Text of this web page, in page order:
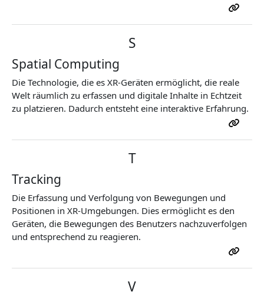
S
Spatial Computing
Die Technologie, die es XR-Geräten ermöglicht, die reale
Welt räumlich zu erfassen und digitale Inhalte in Echtzeit
zu platzieren. Dadurch entsteht eine interaktive Erfahrung.
T
Tracking
Die Erfassung und Verfolgung von Bewegungen und
Positionen in XR-Umgebungen. Dies ermöglicht es den
Geräten, die Bewegungen des Benutzers nachzuverfolgen
und entsprechend zu reagieren.
V